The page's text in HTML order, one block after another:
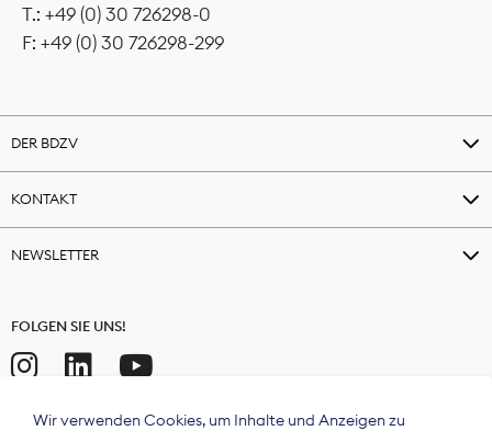
T.: +49 (0) 30 726298-0
F: +49 (0) 30 726298-299
DER BDZV
KONTAKT
NEWSLETTER
FOLGEN SIE UNS!
Wir verwenden Cookies, um Inhalte und Anzeigen zu